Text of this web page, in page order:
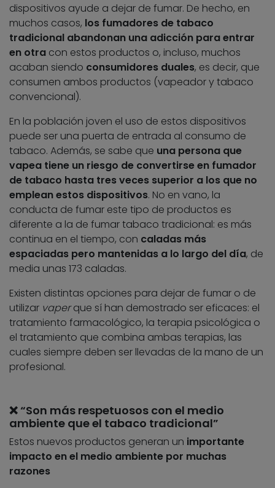
dispositivos ayude a dejar de fumar. De hecho, en
muchos casos, los fumadores de tabaco
tradicional abandonan una adicción para entrar
en otra con estos productos o, incluso, muchos
acaban siendo consumidores duales, es decir, que
consumen ambos productos (vapeador y tabaco
convencional).
En la población joven el uso de estos dispositivos
puede ser una puerta de entrada al consumo de
tabaco. Además, se sabe que una persona que
vapea tiene un riesgo de convertirse en fumador
de tabaco hasta tres veces superior a los que no
emplean estos dispositivos. No en vano, la
conducta de fumar este tipo de productos es
diferente a la de fumar tabaco tradicional: es más
continua en el tiempo, con caladas más
espaciadas pero mantenidas a lo largo del día, de
media unas 173 caladas.
Existen distintas opciones para dejar de fumar o de
utilizar vaperque sí han demostrado ser eficaces: el
tratamiento farmacológico, la terapia psicológica o
el tratamiento que combina ambas terapias, las
cuales siempre deben ser llevadas de la mano de un
profesional.
❌ “Son más respetuosos con el medio
ambiente que el tabaco tradicional”
Estos nuevos productos generan un importante
impacto en el medio ambiente por muchas
razones